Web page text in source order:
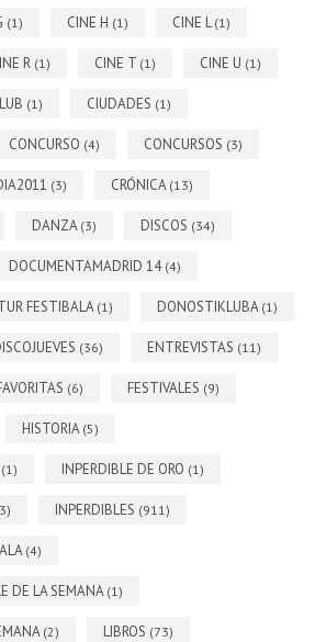
(1) CINE H (1) CINE L(1)
R (1) CINE T (1) CINE U (1)
(1) CIUDADES (1)
CONCURSO (4) CONCURSOS (3)
(3) CRÓNICA (13)
DANZA (3) DISCOS (34)
DOCUMENTAMADRID 14 (4)
FESTIBALA (1) DONOSTIKLUBA (1)
(36) ENTREVISTAS (11)
(6) FESTIVALES (9)
HISTORIA (5)
(1) INPERDIBLE DE ORO (1)
INPERDIBLES (911)
(4)
DE LA SEMANA (1)
(2) LIBROS (73)